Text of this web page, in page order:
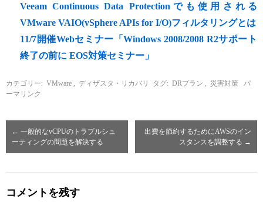
Veeam Continuous Data Protectionでも使用される
VMware VAIO(vSphere APIs for I/O)フィルタリングとは
11/7開催Webセミナー「Windows 2008/2008 R2サポート
終了の前に EOS対策セミナー」
カテゴリー: VMware ディザスタ・リカバリ タグ: DRプラン 災害対策
パ
ーマリンク
← 一般的なvCPUのトラブルシュ
ーティングの問題を解決する
出費を節約するためにAWSのイン
スタンスを調整する →
コメントを残す